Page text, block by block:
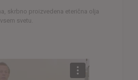
skrbno proizvedena eterična olja
svetu.